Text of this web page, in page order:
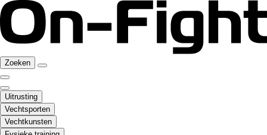
Zoeken
Uitrusting
Vechtsporten
Vechtkunsten